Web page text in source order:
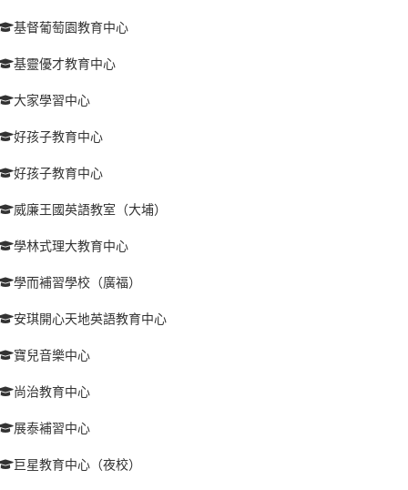
基督葡萄園教育中心
基靈優才教育中心
大家學習中心
好孩子教育中心
好孩子教育中心
威廉王國英語教室（大埔）
學林式理大教育中心
學而補習學校（廣福）
安琪開心天地英語教育中心
寶兒音樂中心
尚治教育中心
展泰補習中心
巨星教育中心（夜校）